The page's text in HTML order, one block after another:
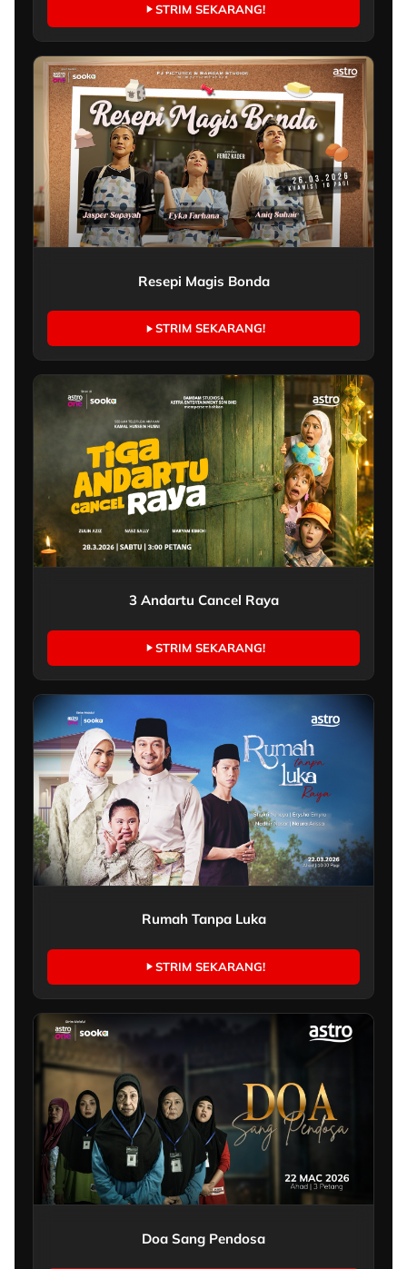
STRIM SEKARANG!
Resepi Magis Bonda
STRIM SEKARANG!
3 Andartu Cancel Raya
STRIM SEKARANG!
Rumah Tanpa Luka
STRIM SEKARANG!
Doa Sang Pendosa